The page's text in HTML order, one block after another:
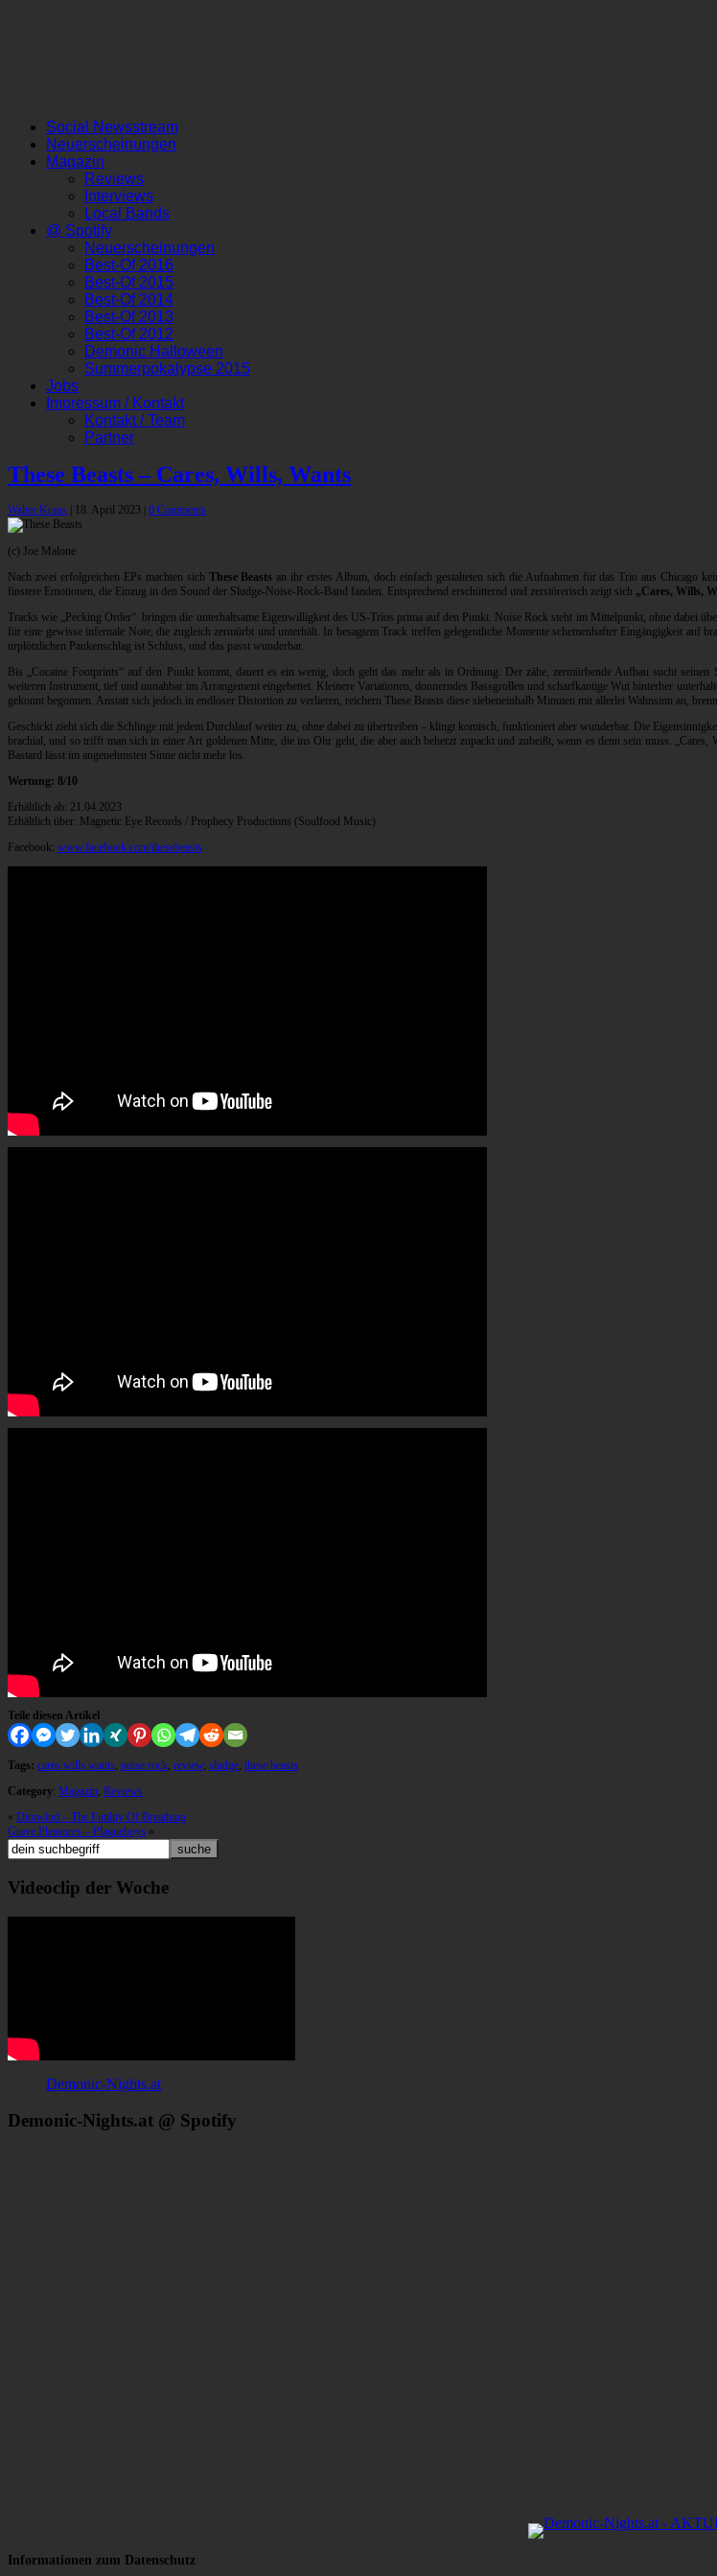
Social Newsstream
Neuerscheinungen
Magazin
Reviews
Interviews
Local Bands
@ Spotify
Neuerscheinungen
Best-Of 2016
Best-Of 2015
Best-Of 2014
Best-Of 2013
Best-Of 2012
Demonic Halloween
Summerpokalypse 2015
Jobs
Impressum / Kontakt
Kontakt / Team
Partner
These Beasts – Cares, Wills, Wants
Walter Kraus 18. April 2023 0 Comments
(c) Joe Malone
Nach zwei erfolgreichen EPs machten sich These Beasts an ihr erstes Album, doch einfach gestalteten sich die Aufnahmen für das Trio aus Chicago
finstere Emotionen, die Einzug in den Sound der Sludge-Noise-Rock-Band fanden. Entsprechend erschütternd und zerstörerisch zeigt sich „Cares, Wills,
Tracks wie „Pecking Order“ bringen die unterhaltsame Eigenwilligkeit des US-Trios prima auf den Punkt. Noise Rock steht im Mittelpunkt, ohne dabei
für eine gewisse infernale Note, die zugleich zermürbt und unterhält. In besagtem Track treffen gelegentliche Momente schemenhafter Eingängigkeit auf
urplötzlichen Paukenschlag ist Schluss, und das passt wunderbar.
Bis „Cocaine Footprints“ auf den Punkt kommt, dauert es ein wenig, doch geht das mehr als in Ordnung. Der zähe, zermürbende Aufbau sucht
weiteren Instrument, tief und unnahbar im Arrangement eingebettet. Kleinere Variationen, donnerndes Bassgrollen und scharfkantige Wut hinterher
gekonnt begonnen. Anstatt sich jedoch in endloser Distortion zu verlieren, reichern These Beasts diese siebeneinhalb Minuten mit allerlei Wahnsinn an,
Geschickt zieht sich die Schlinge mit jedem Durchlauf weiter zu, ohne dabei zu übertreiben – klingt komisch, funktioniert aber wunderbar. Die
brachial, und so trifft man sich in einer Art goldenen Mitte, die ins Ohr geht, die aber auch beherzt zupackt und zubeißt, wenn es denn sein muss.
Bastard lässt im angenehmsten Sinne nicht mehr los.
Wertung: 8/10
Erhältlich ab: 21.04.2023
Erhältlich über: Magnetic Eye Records / Prophecy Productions (Soulfood Music)
Facebook: www.facebook.com/thesebeasts
Teile diesen Artikel
Tags: cares wills wants, noise rock, review, sludge, these beasts
Category: Magazin, Reviews
« Dimwind – The Futility Of Breathing
Grave Pleasures – Plagueboys »
Videoclip der Woche
Demonic-Nights.at
Demonic-Nights.at @ Spotify
Informationen zum Datenschutz